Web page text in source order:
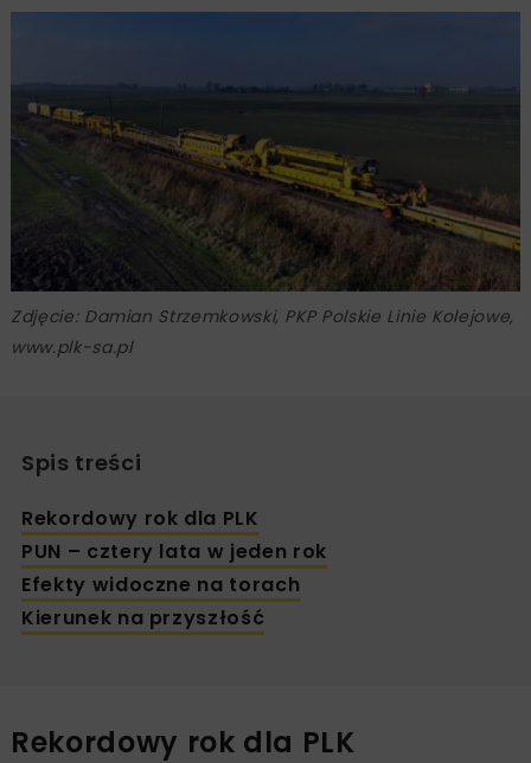
Zdjęcie: Damian Strzemkowski, PKP Polskie Linie Kolejowe,
www.plk-sa.pl
Spis treści
Rekordowy rok dla PLK
PUN – cztery lata w jeden rok
Efekty widoczne na torach
Kierunek na przyszłość
Rekordowy rok dla PLK